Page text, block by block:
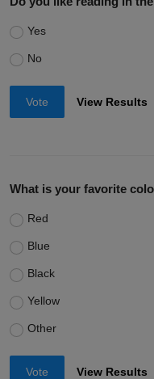
Yes
No
Vote View Results
What is your favorite
Red
Blue
Black
Yellow
Other
Vote View Results